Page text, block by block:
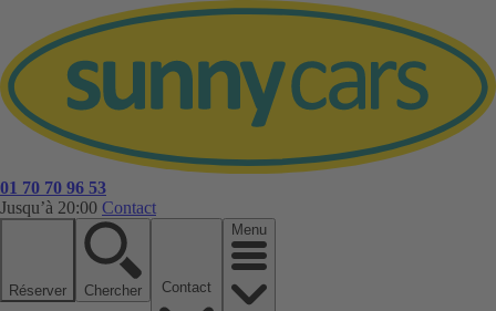
01 70 70 96 53
Jusqu’à 20:00 Contact
Réserver Chercher
Menu